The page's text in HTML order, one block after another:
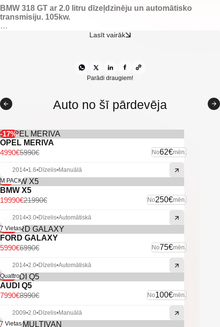
BMW 318 GT ar 2.0 litru dīzeļdzinēju un automātisko
transmisiju. 105kw.
-Apsildāmas priekšējas sēdvietas.
-BMW multimedijas sistēma ar navigāciju.
-Klimatkontrole.
-Tonēti aizmugurējie logi.
-Vieglmetāla diski ar labām riepām.
-ISOFIX stiprinājumi bērnu sēdeklīšiem.
-Navigācija.
-2 atslēgas.
-Bluetooth.
– U.C. ekstras
Lasīt vairāk
Parādi draugiem!
Auto no šī pārdevēja
-17%
OPEL MERIVA
No62€mēn.
5990€
4990€
2014•1.6•Dīzelis•Manuālā
-9%
M PACK
BMW X5
No250€mēn.
21990€
19990€
2014•3.0•Dīzelis•Automātiskā
-14%
7 Vietas
FORD GALAXY
No75€mēn.
6990€
5990€
2014•2.0•Dīzelis•Automātiskā
-11%
Quattro
AUDI Q5
No100€mēn.
8990€
7990€
2009•2.0•Dīzelis•Manuālā
-4%
7 Vietas